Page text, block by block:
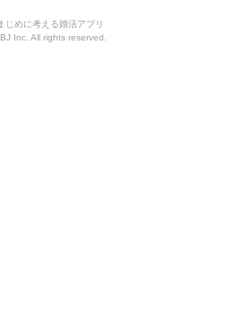
じめに考える婚活アプリ
Inc. All rights reserved.